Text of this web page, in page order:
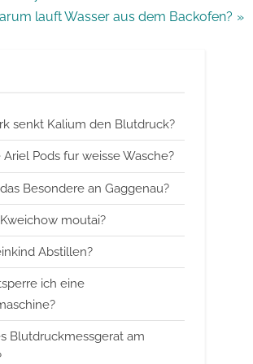
lauft Wasser aus dem Backofen?
senkt Kalium den Blutdruck?
Pods fur weisse Wasche?
Besondere an Gaggenau?
moutai?
Abstillen?
ich eine
Blutdruckmessgerat am